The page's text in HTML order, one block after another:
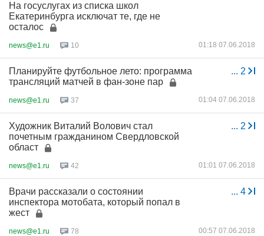
На госуслугах из списка школ
Екатеринбурга исключат те, где не
осталос
news@e1.ru 10 01:18 07.06.2018
... 2
Планируйте футбольное лето: программа
трансляций матчей в фан-зоне пар
news@e1.ru 37 01:04 07.06.2018
... 2
Художник Виталий Волович стал
почетным гражданином Свердловской
област
news@e1.ru 42 01:01 07.06.2018
... 4
Врачи рассказали о состоянии
инспектора мотобата, который попал в
жест
news@e1.ru 78 00:57 07.06.2018